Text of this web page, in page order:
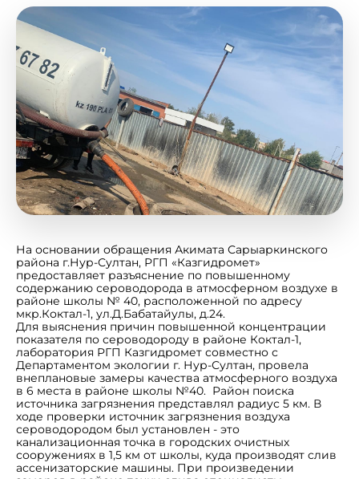
На основании обращения Акимата Сарыаркинского
района г.Нур-Султан, РГП «Казгидромет»
предоставляет разъяснение по повышенному
содержанию сероводорода в атмосферном воздухе в
районе школы № 40, расположенной по адресу
мкр.Коктал-1, ул.Д.Бабатайулы, д.24.
Для выяснения причин повышенной концентрации
показателя по сероводороду в районе Коктал-1,
лаборатория РГП Казгидромет совместно с
Департаментом экологии г. Нур-Султан, провела
внеплановые замеры качества атмосферного воздуха
в 6 места в районе школы №40. Район поиска
источника загрязнения представлял радиус 5 км. В
ходе проверки источник загрязнения воздуха
сероводородом был установлен - это
канализационная точка в городских очистных
сооружениях в 1,5 км от школы, куда производят слив
ассенизаторские машины. При произведении